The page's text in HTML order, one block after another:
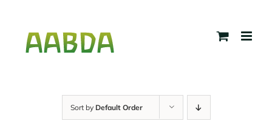
content
Sort by Default Order